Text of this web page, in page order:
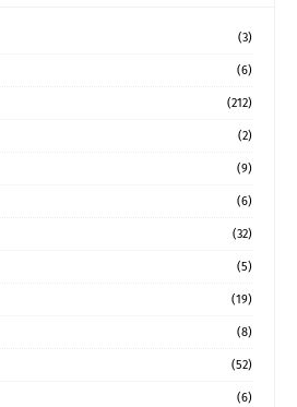
(3)
(6)
(212)
(2)
(9)
(6)
(32)
(5)
(19)
(8)
(52)
(6)